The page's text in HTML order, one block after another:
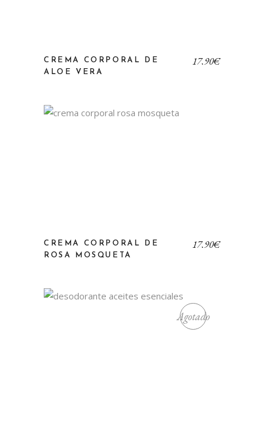
CREMA CORPORAL DE
ALOE VERA
17,90€
CREMA CORPORAL DE
ROSA MOSQUETA
17,90€
Agotado